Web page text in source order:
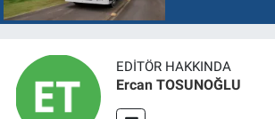
EDITÖR HAKKINDA
Ercan TOSUNOĞLU